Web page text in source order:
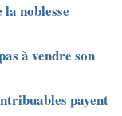
noblesse
à vendre son
payent